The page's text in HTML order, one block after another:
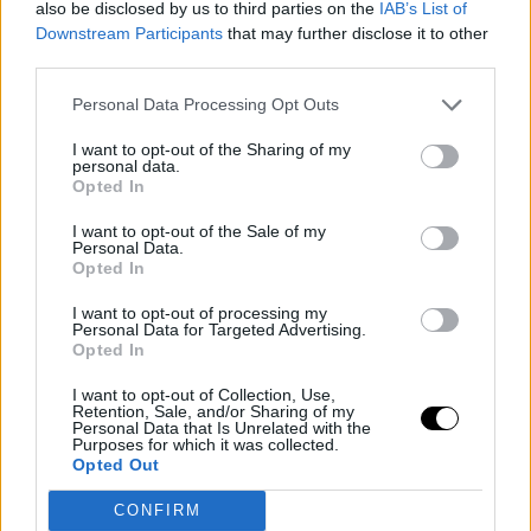
also be disclosed by us to third parties on the IAB’s List of
Downstream Participants that may further disclose it to other
Personal Data Processing Opt Outs
I want to opt-out of the Sharing of my
personal data.
Opted In
I want to opt-out of the Sale of my
Personal Data.
Opted In
I want to opt-out of processing my
Personal Data for Targeted Advertising.
Opted In
I want to opt-out of Collection, Use,
Retention, Sale, and/or Sharing of my
Personal Data that Is Unrelated with the
Purposes for which it was collected.
Opted Out
CONFIRM
También había ganas y buena energía, les gustó el
desgraciadamente se suele saber o trabajar
sobre ello.”
manager de Cicla de esta experiencia?
Miriam Augustín, Manager del Design LAB con
Cicla: “En general, en UXER tanto de mentora de UI
trasladar la información de la mejor manera
posible para que los alumnos aprendan y
absorban lo máximo del sector que yo pueda
aportarles para su día a día. También a gestionar
a un equipo de personas y a seguir manejando los